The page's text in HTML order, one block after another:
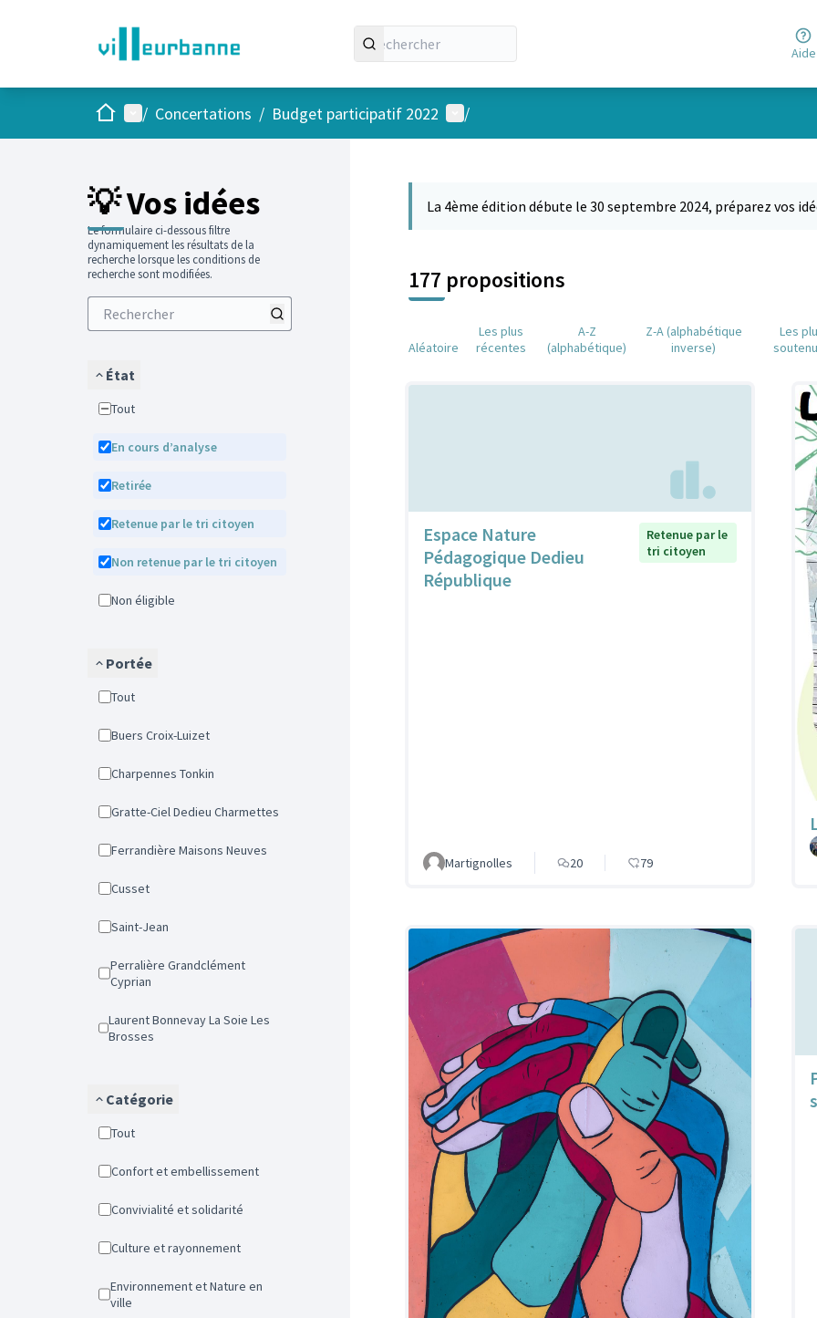
Aide
AccueilMenu principal
/ Concertations / Budget participatif 2022 Menu utilisateur
/
💡 Vos idées
Le formulaire ci-dessous filtre
dynamiquement les résultats de la
recherche lorsque les conditions de
recherche sont modifiées.
État
Tout
En cours d’analyse
Retirée
Retenue par le tri citoyen
Non retenue par le tri citoyen
Non éligible
Portée
Tout
Buers Croix-Luizet
Charpennes Tonkin
Gratte-Ciel Dedieu Charmettes
Ferrandière Maisons Neuves
Cusset
Saint-Jean
Perralière Grandclément
Cyprian
Laurent Bonnevay La Soie Les
Brosses
Catégorie
Tout
Confort et embellissement
Convivialité et solidarité
Culture et rayonnement
Environnement et Nature en
ville
La 4ème édition débute le 30 septembre 2024, préparez vos
177 propositions
Aléatoire
Les plus
récentes
A-Z
(alphabétique)
Z-A (alphabétique
inverse)
Les
Espace Nature
Pédagogique Dedieu
République
Retenue par le
tri citoyen
Martignolles 20 79